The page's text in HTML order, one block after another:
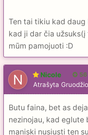
Ten tai tikiu kad daug
kad ji dar čia
mūm pamojuoti :D
Nicole 56
Atrašyta
Butu faina, bet as
nezinojau, kad eglute
maniski nusiusti ten